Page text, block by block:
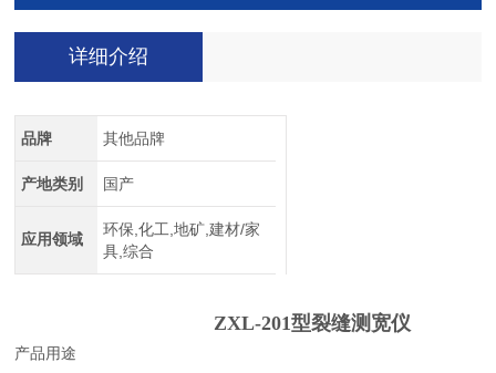
详细介绍
品牌 其他品牌
产地类别 国产
应用领域
环保,化工,地矿,建材/家
具,综合
ZXL-201型裂缝测宽仪
产品用途